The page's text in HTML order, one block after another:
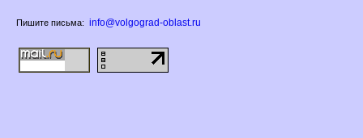
Пишите письма: info@volgograd-oblast.ru